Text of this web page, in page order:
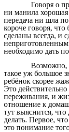
Говоря о
ни манила хорошая
передача ни шла
короче говоря,
сделаны всегда, и
необходимо дать
Возможно,
такое уж большое
ребёнок скорее
Это
переживания, и
отношение к
тут выяснится, что
делать. Первое,
это понимание